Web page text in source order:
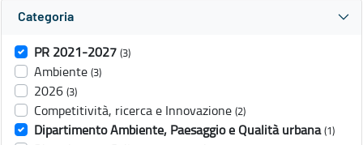
Categoria
PR 2021-2027 (3)
Ambiente (3)
2026 (3)
Competitività, ricerca e Innovazione (2)
Dipartimento Ambiente, Paesaggio e Qualità urbana (1)